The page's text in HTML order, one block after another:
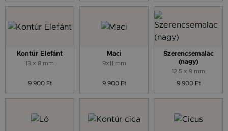
Kontúr Elefánt
13 x 8 mm
9 900 Ft
Maci
9x11 mm
9 900 Ft
Szerencsemalac
(nagy)
12,5 x 9 mm
9 900 Ft